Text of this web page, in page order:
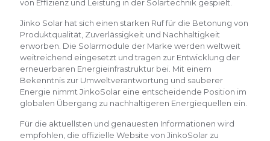
von Effizienz und Leistung in der Solartechnik gespielt.
Jinko Solar hat sich einen starken Ruf für die Betonung von
Produktqualität, Zuverlässigkeit und Nachhaltigkeit
erworben. Die Solarmodule der Marke werden weltweit
weitreichend eingesetzt und tragen zur Entwicklung der
erneuerbaren Energieinfrastruktur bei. Mit einem
Bekenntnis zur Umweltverantwortung und sauberer
Energie nimmt JinkoSolar eine entscheidende Position im
globalen Übergang zu nachhaltigeren Energiequellen ein.
Für die aktuellsten und genauesten Informationen wird
empfohlen, die offizielle Website von JinkoSolar zu